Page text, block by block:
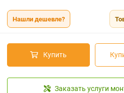
Нашли дешевле?
Купить
Заказать услуги